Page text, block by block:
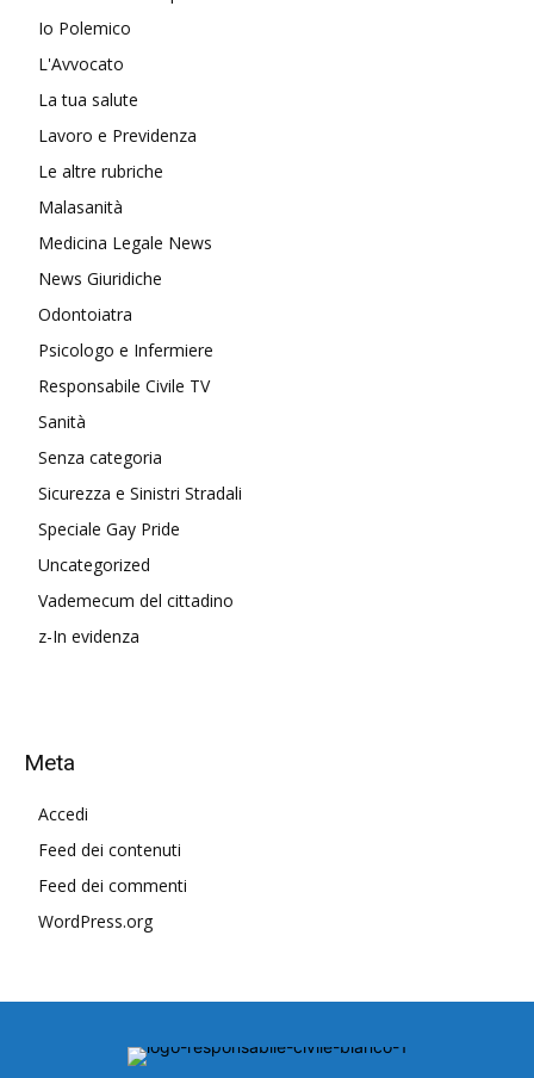
Io Polemico
L'Avvocato
La tua salute
Lavoro e Previdenza
Le altre rubriche
Malasanità
Medicina Legale News
News Giuridiche
Odontoiatra
Psicologo e Infermiere
Responsabile Civile TV
Sanità
Senza categoria
Sicurezza e Sinistri Stradali
Speciale Gay Pride
Uncategorized
Vademecum del cittadino
z-In evidenza
Meta
Accedi
Feed dei contenuti
Feed dei commenti
WordPress.org